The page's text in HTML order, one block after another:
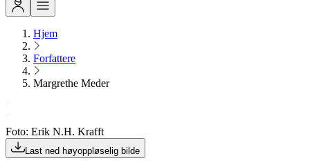
Hjem
Forfattere
Margrethe Meder
Foto: Erik N.H. Krafft
Last ned høyoppløselig bilde